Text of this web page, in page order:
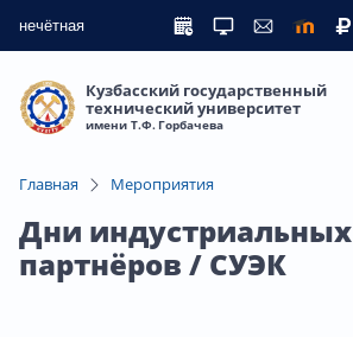
нечётная
Кузбасский государственный
технический университет
имени Т.Ф. Горбачева
Главная Мероприятия
Дни индустриальных
партнёров / СУЭК